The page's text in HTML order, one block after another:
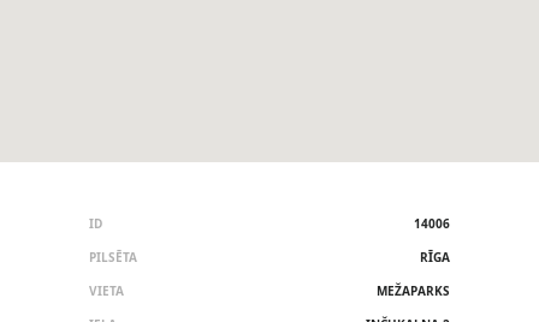
ID
14006
PILSĒTA
RĪGA
VIETA
MEŽAPARKS